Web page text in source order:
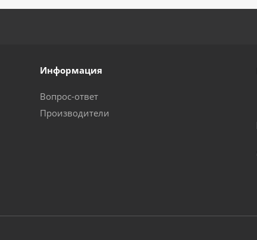
Информация
Вопрос-ответ
Производители